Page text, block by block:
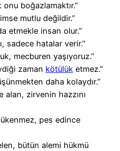
onu boğazlamaktır.”
mutlu değildir.”
etmekle insan olur.”
sadece hatalar verir.”
mecburen yaşıyoruz.”
zaman kötülük etmez.”
daha kolaydır.”
alan, zirvenin hazzını
pes edince
bütün alemi hükmü